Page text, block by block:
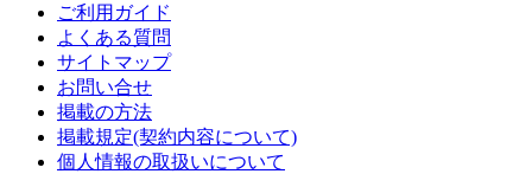
ご利用ガイド
よくある質問
サイトマップ
お問い合せ
掲載の方法
掲載規定(契約内容について)
個人情報の取扱いについて